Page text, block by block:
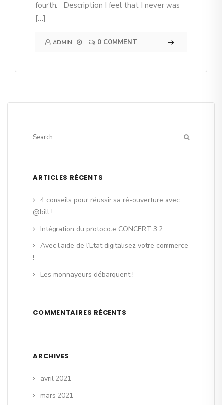
fourth. Description I feel that I never was
[…]
ADMIN 0 COMMENT
ARTICLES RÉCENTS
4 conseils pour réussir sa ré-ouverture avec
@bill !
Intégration du protocole CONCERT 3.2
Avec l’aide de l’Etat digitalisez votre commerce
!
Les monnayeurs débarquent !
COMMENTAIRES RÉCENTS
ARCHIVES
avril 2021
mars 2021